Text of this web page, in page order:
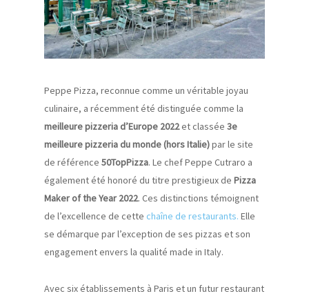
Peppe Pizza, reconnue comme un véritable joyau
culinaire, a récemment été distinguée comme la
meilleure pizzeria d’Europe 2022et classée 3e
meilleure pizzeria du monde (hors Italie)par le site
de référence 50TopPizza. Le chef Peppe Cutraro a
également été honoré du titre prestigieux de Pizza
Maker of the Year 2022. Ces distinctions témoignent
de l’excellence de cette chaîne de restaurants. Elle
se démarque par l’exception de ses pizzas et son
engagement envers la qualité made in Italy.
Avec six établissements à Paris et un futur restaurant